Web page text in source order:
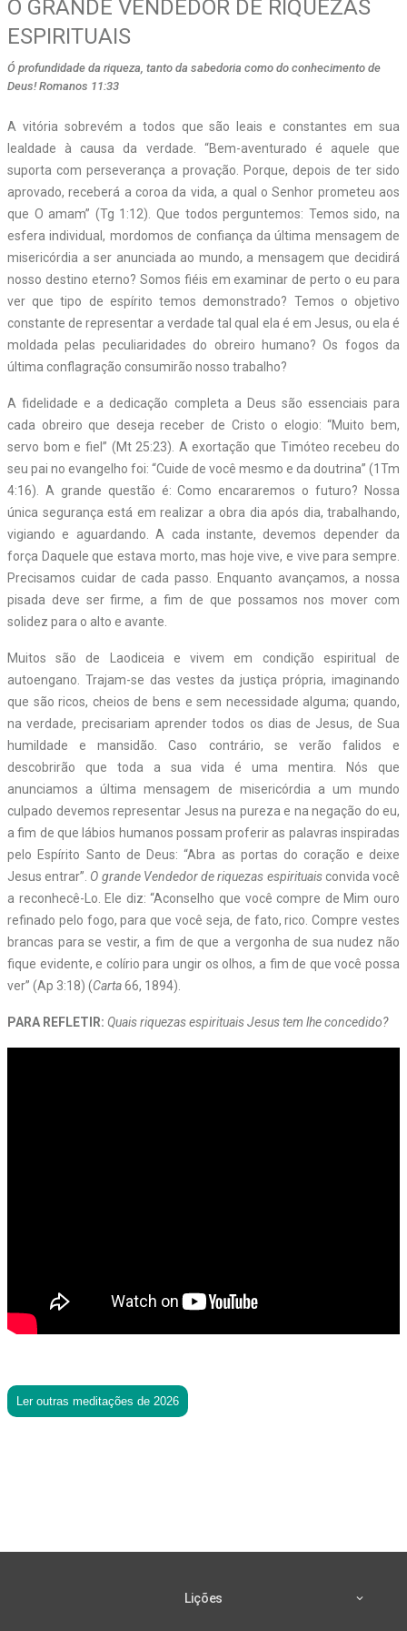
O GRANDE VENDEDOR DE RIQUEZAS
ESPIRITUAIS
Ó profundidade da riqueza, tanto da sabedoria como do conhecimento de
Deus! Romanos 11:33
A vitória sobrevém a todos que são leais e constantes em sua
lealdade à causa da verdade. “Bem-aventurado é aquele que
suporta com perseverança a provação. Porque, depois de ter sido
aprovado, receberá a coroa da vida, a qual o Senhor prometeu aos
que O amam” (Tg 1:12). Que todos perguntemos: Temos sido, na
esfera individual, mordomos de confiança da última mensagem de
misericórdia a ser anunciada ao mundo, a mensagem que decidirá
nosso destino eterno? Somos fiéis em examinar de perto o eu para
ver que tipo de espírito temos demonstrado? Temos o objetivo
constante de representar a verdade tal qual ela é em Jesus, ou ela é
moldada pelas peculiaridades do obreiro humano? Os fogos da
última conflagração consumirão nosso trabalho?
A fidelidade e a dedicação completa a Deus são essenciais para
cada obreiro que deseja receber de Cristo o elogio: “Muito bem,
servo bom e fiel” (Mt 25:23). A exortação que Timóteo recebeu do
seu pai no evangelho foi: “Cuide de você mesmo e da doutrina” (1Tm
4:16). A grande questão é: Como encararemos o futuro? Nossa
única segurança está em realizar a obra dia após dia, trabalhando,
vigiando e aguardando. A cada instante, devemos depender da
força Daquele que estava morto, mas hoje vive, e vive para sempre.
Precisamos cuidar de cada passo. Enquanto avançamos, a nossa
pisada deve ser firme, a fim de que possamos nos mover com
solidez para o alto e avante.
Muitos são de Laodiceia e vivem em condição espiritual de
autoengano. Trajam-se das vestes da justiça própria, imaginando
que são ricos, cheios de bens e sem necessidade alguma; quando,
na verdade, precisariam aprender todos os dias de Jesus, de Sua
humildade e mansidão. Caso contrário, se verão falidos e
descobrirão que toda a sua vida é uma mentira. Nós que
anunciamos a última mensagem de misericórdia a um mundo
culpado devemos representar Jesus na pureza e na negação do eu,
a fim de que lábios humanos possam proferir as palavras inspiradas
pelo Espírito Santo de Deus: “Abra as portas do coração e deixe
Jesus entrar”. O grande Vendedor de riquezas espirituaisconvida você
a reconhecê-Lo. Ele diz: “Aconselho que você compre de Mim ouro
refinado pelo fogo, para que você seja, de fato, rico. Compre vestes
brancas para se vestir, a fim de que a vergonha de sua nudez não
fique evidente, e colírio para ungir os olhos, a fim de que você possa
ver” (Ap 3:18) (Carta66, 1894).
PARA REFLETIR: Quais riquezas espirituais Jesus tem lhe concedido?
Ler outras meditações de 2026
Lições